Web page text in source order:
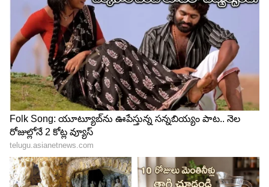
విటమిన్ సి
విటమిన్ సి ఎక్కువగా యాంటీఆక్సిడెంట్లను ఉత్పత్తి
చేయడానికి సహాయపడుతుంది. అంతేకాదు ఈ విటమిన్ మీ
చర్మాన్ని ఆరోగ్యంగా చేస్తుంది. అలాగే దెబ్బతిన్న చర్మాన్ని
నయం చేయడాన్ని వేగవంతం చేస్తుంది. ఇది చర్మంపై
సూర్యరశ్మి తగ్గించడానికి సహాయపడుతుంది కూడా.
5
6